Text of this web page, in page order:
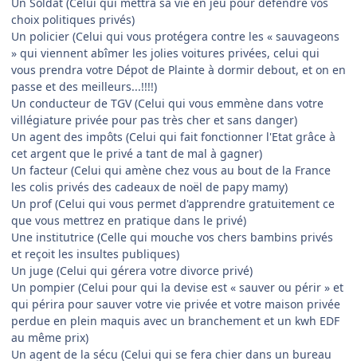
choix politiques privés)
Un policier (Celui qui vous protégera contre les « sauvageons
» qui viennent abîmer les jolies voitures privées, celui qui
vous prendra votre Dépot de Plainte à dormir debout, et on en
passe et des meilleurs...!!!!)
Un conducteur de TGV (Celui qui vous emmène dans votre
villégiature privée pour pas très cher et sans danger)
Un agent des impôts (Celui qui fait fonctionner l'Etat grâce à
cet argent que le privé a tant de mal à gagner)
Un facteur (Celui qui amène chez vous au bout de la France
les colis privés des cadeaux de noël de papy mamy)
Un prof (Celui qui vous permet d'apprendre gratuitement ce
que vous mettrez en pratique dans le privé)
Une institutrice (Celle qui mouche vos chers bambins privés
et reçoit les insultes publiques)
Un juge (Celui qui gérera votre divorce privé)
Un pompier (Celui pour qui la devise est « sauver ou périr » et
qui périra pour sauver votre vie privée et votre maison privée
perdue en plein maquis avec un branchement et un kwh EDF
au même prix)
Un agent de la sécu (Celui qui se fera chier dans un bureau